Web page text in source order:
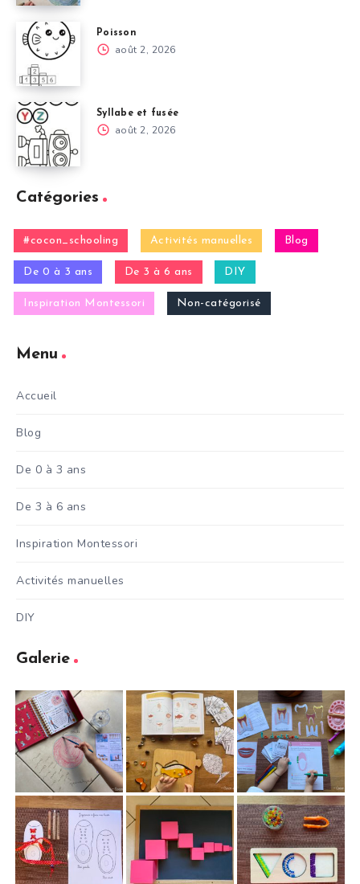
Poisson
août 2, 2026
Syllabe et fusée
août 2, 2026
Catégories
#cocon_schooling Activités manuelles Blog
De 0 à 3 ans De 3 à 6 ans DIY
Inspiration Montessori Non-catégorisé
Menu
Accueil
Blog
De 0 à 3 ans
De 3 à 6 ans
Inspiration Montessori
Activités manuelles
DIY
Galerie